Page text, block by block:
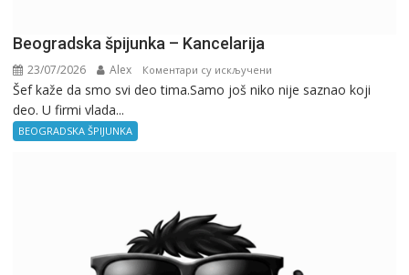
Beogradska špijunka – Kancelarija
23/07/2026 Alex Коментари су искључени
Beogradska
Šef kaže da smo svi deo tima.Samo još niko nije saznao koji
deo. U firmi vlada...
BEOGRADSKA ŠPIJUNKA